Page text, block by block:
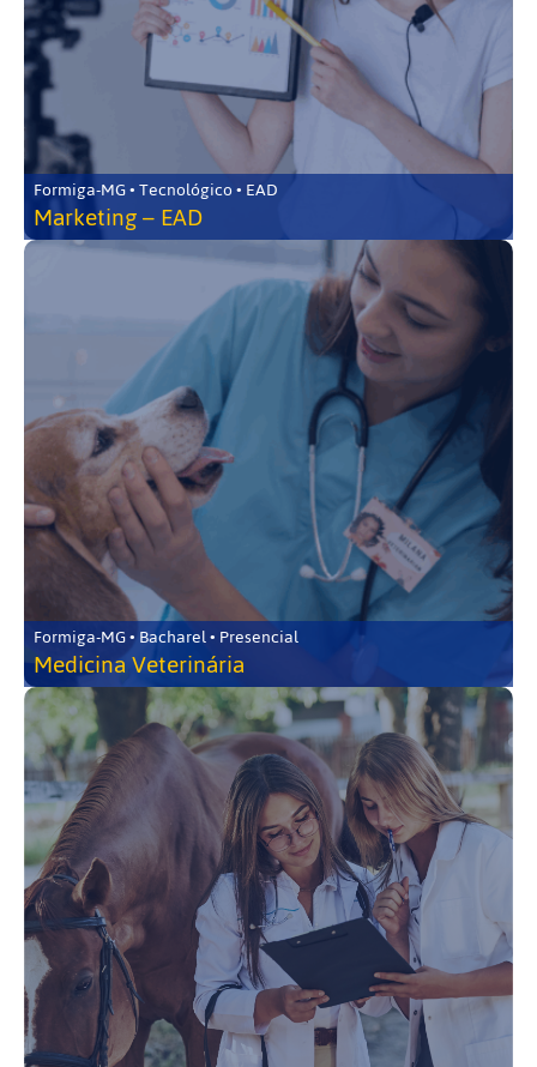
Formiga-MG • Tecnológico • EAD
Marketing – EAD
Formiga-MG • Bacharel • Presencial
Medicina Veterinária